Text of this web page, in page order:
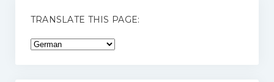
TRANSLATE THIS PAGE: